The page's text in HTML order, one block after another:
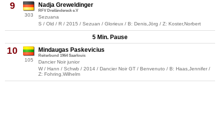
9
303
Nadja Greweldinger
RFV Dreiländereck e.V
Sezuana
S / Old / R / 2015 / Sezuan / Glorieux / B: Denis,Jörg / Z: Koster,Norbert
5 Min. Pause
10
105
Mindaugas Paskevicius
Reiterbund 1964 Saarlouis
Dancier Noir junior
W / Hann / Schwb / 2014 / Dancier Noir GT / Benvenuto / B: Haas,Jennifer /
Z: Fohring,Wilhelm